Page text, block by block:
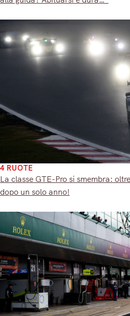
4 RUOTE
La classe GTE-Pro si smembra:
dopo un solo anno!